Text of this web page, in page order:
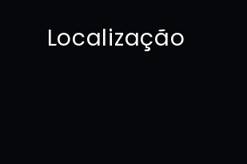
Localização